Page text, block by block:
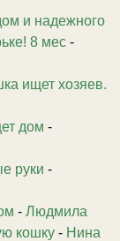
и надежного
8 мес -
ищет хозяев.
дом -
руки -
- Людмила
кошку - Нина